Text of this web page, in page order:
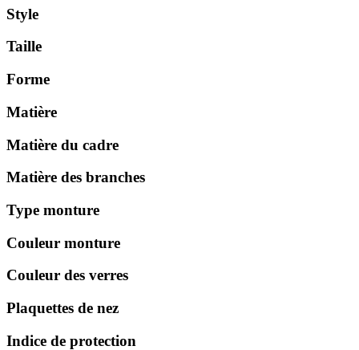
Style
Taille
Forme
Matière
Matière du cadre
Matière des branches
Type monture
Couleur monture
Couleur des verres
Plaquettes de nez
Indice de protection